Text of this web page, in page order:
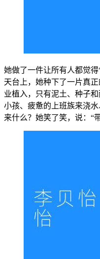
她做了一件让所有人都觉
天台上，她种下了一片真
业植入，只有泥土、种子
小孩、疲惫的上班族来浇
来什么？她笑了笑，说：“